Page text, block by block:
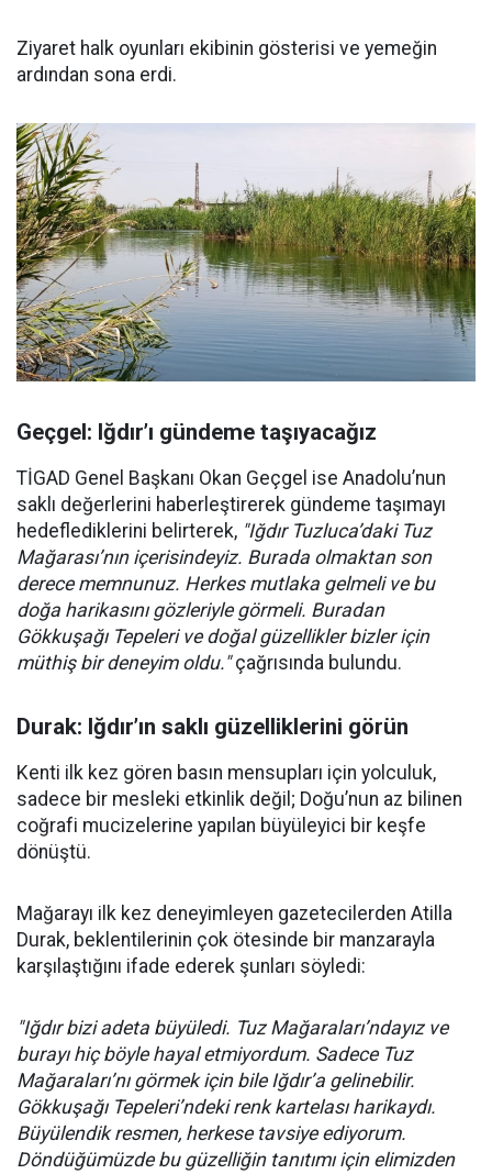
Ziyaret halk oyunları ekibinin gösterisi ve yemeğin
ardından sona erdi.
Geçgel: Iğdır’ı gündeme taşıyacağız
TİGAD Genel Başkanı Okan Geçgel ise Anadolu’nun
saklı değerlerini haberleştirerek gündeme taşımayı
hedeflediklerini belirterek, "Iğdır Tuzluca’daki Tuz
Mağarası’nın içerisindeyiz. Burada olmaktan son
derece memnunuz. Herkes mutlaka gelmeli ve bu
doğa harikasını gözleriyle görmeli. Buradan
Gökkuşağı Tepeleri ve doğal güzellikler bizler için
müthiş bir deneyim oldu."çağrısında bulundu.
Durak: Iğdır’ın saklı güzelliklerini görün
Kenti ilk kez gören basın mensupları için yolculuk,
sadece bir mesleki etkinlik değil; Doğu’nun az bilinen
coğrafi mucizelerine yapılan büyüleyici bir keşfe
dönüştü.
Mağarayı ilk kez deneyimleyen gazetecilerden Atilla
Durak, beklentilerinin çok ötesinde bir manzarayla
karşılaştığını ifade ederek şunları söyledi:
"Iğdır bizi adeta büyüledi. Tuz Mağaraları’ndayız ve
burayı hiç böyle hayal etmiyordum. Sadece Tuz
Mağaraları’nı görmek için bile Iğdır’a gelinebilir.
Gökkuşağı Tepeleri’ndeki renk kartelası harikaydı.
Büyülendik resmen, herkese tavsiye ediyorum.
Döndüğümüzde bu güzelliğin tanıtımı için elimizden